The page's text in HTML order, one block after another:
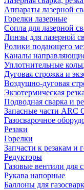
Аппараты лазерной
Горелки лазерные
Сопла для лазерной
Линзы для лазерной
Ролики подающего
Каналы направляющие
Уплотнительные
Дуговая строжка и
Воздушно-дуговая
Экзотермическая резка
Подводная сварка и
Запасные части
Газосварочное
Резаки
Горелки
Запчасти к резакам и
Редукторы
Газовые вентили для
Рукава напорные
Баллоны для